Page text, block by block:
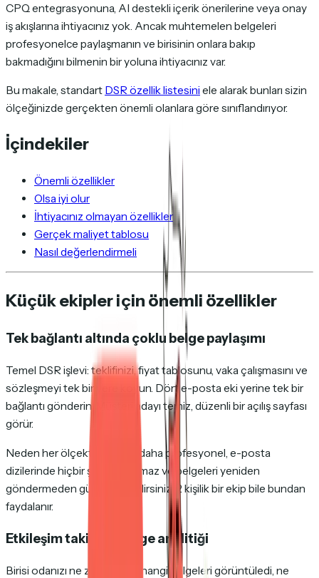
CPQ entegrasyonuna, AI destekli içerik önerilerine veya onay
iş akışlarına ihtiyacınız yok. Ancak muhtemelen belgeleri
profesyonelce paylaşmanın ve birisinin onlara bakıp
bakmadığını bilmenin bir yoluna ihtiyacınız var.
Bu makale, standart DSR özellik listesini ele alarak bunları sizin
ölçeğinizde gerçekten önemli olanlara göre sınıflandırıyor.
İçindekiler
Önemli özellikler
Olsa iyi olur
İhtiyacınız olmayan özellikler
Gerçek maliyet tablosu
Nasıl değerlendirmeli
Küçük ekipler için önemli özellikler
Tek bağlantı altında çoklu belge paylaşımı
Temel DSR işlevi: teklifinizi, fiyat tablosunu, vaka çalışmasını ve
sözleşmeyi tek bir yere koyun. Dört e-posta eki yerine tek bir
bağlantı gönderin. Müşteri adayı temiz, düzenli bir açılış sayfası
görür.
Neden her ölçekte önemli: daha profesyonel, e-posta
dizilerinde hiçbir şey kaybolmaz ve belgeleri yeniden
göndermeden güncelleyebilirsiniz. 2 kişilik bir ekip bile bundan
faydalanır.
Etkileşim takibi ve belge analitiği
Birisi odanızı ne zaman açtı, hangi belgeleri görüntüledi, ne